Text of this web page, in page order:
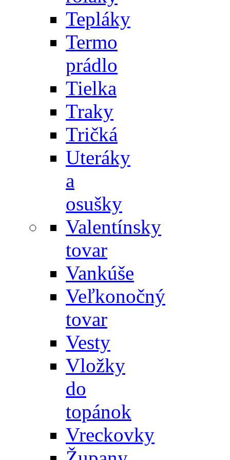
Tepláky
Termo
prádlo
Tielka
Traky
Tričká
Uteráky
a
osušky
Valentínsky
tovar
Vankúše
Veľkonočný
tovar
Vesty
Vložky
do
topánok
Vreckovky